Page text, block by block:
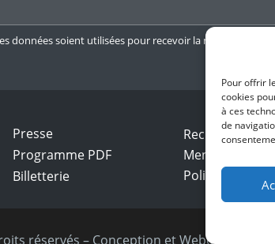
Pour offrir
cookies
à ces
de
données soient utilisées pour recevoir la newsletter.
Presse
Programme PDF
Billetterie
Recrutement
Mentions
Politique de
réservés – Conception et Webdesign :